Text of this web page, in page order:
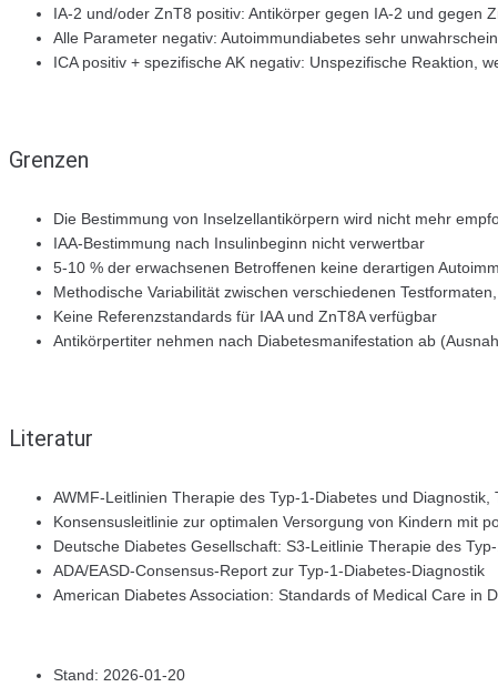
IA-2 und/oder ZnT8 positiv: Antikörper gegen IA-2 und gegen
Alle Parameter negativ: Autoimmundiabetes sehr
ICA positiv + spezifische AK negativ: Unspezifische Reaktion,
Grenzen
Die Bestimmung von Inselzellantikörpern wird nicht mehr
IAA-Bestimmung nach Insulinbeginn nicht verwertbar
5-10 % der erwachsenen Betroffenen keine derartigen
Methodische Variabilität zwischen verschiedenen
Keine Referenzstandards für IAA und ZnT8A verfügbar
Antikörpertiter nehmen nach Diabetesmanifestation ab
Literatur
AWMF-Leitlinien Therapie des Typ-1-Diabetes und
Konsensusleitlinie zur optimalen Versorgung von Kindern mit
Deutsche Diabetes Gesellschaft: S3-Leitlinie Therapie des
ADA/EASD-Consensus-Report zur Typ-1-Diabetes-Diagnostik
American Diabetes Association: Standards of Medical Care in
Stand: 2026-01-20